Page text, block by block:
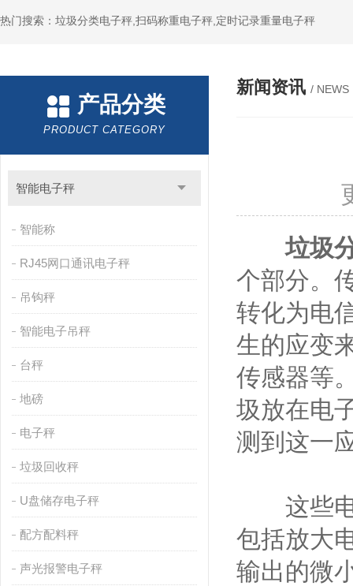
热门搜索：垃圾分类电子秤,扫码称重电子秤,定时记录重量电子秤
产品分类
PRODUCT CATEGORY
智能电子秤
智能称
RJ45网口通讯电子秤
吊钩秤
智能电子吊秤
台秤
地磅
电子秤
垃圾回收秤
U盘储存电子秤
配方配料秤
声光报警电子秤
新闻资讯 / NEWS
垃圾
个部分。
转化为电
生的应变
传感器等
圾放在电
测到这一
这些电
包括放大
输出的微